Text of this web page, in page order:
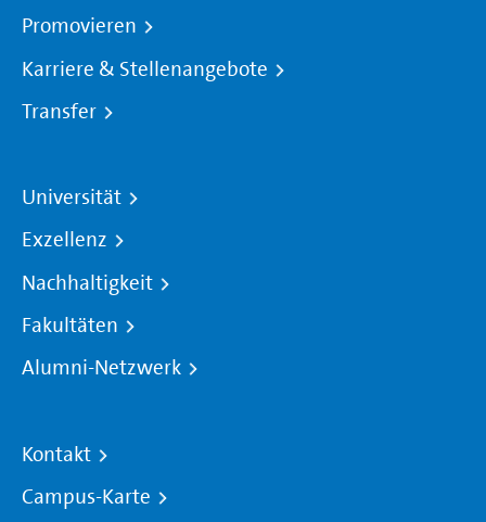
Promovieren
Karriere & Stellenangebote
Transfer
Universität
Exzellenz
Nachhaltigkeit
Fakultäten
Alumni-Netzwerk
Kontakt
Campus-Karte